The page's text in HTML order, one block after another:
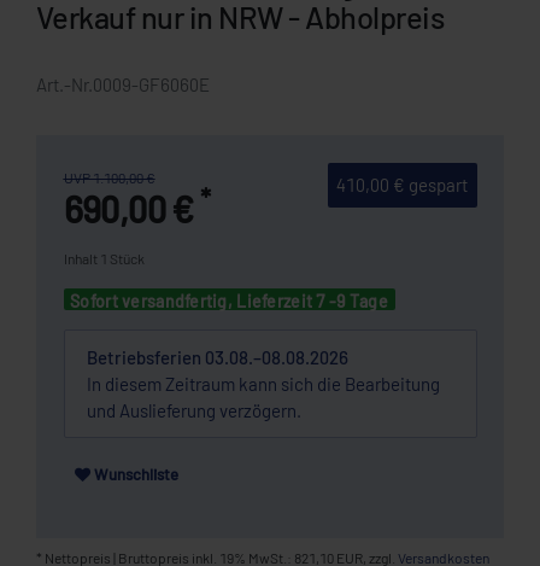
Verkauf nur in NRW - Abholpreis
Art.-Nr. 0009-GF6060E
410,00 € gespart
UVP 1.100,00 €
690,00 € *
Inhalt 1 Stück
Sofort versandfertig, Lieferzeit 7 -9 Tage
Betriebsferien 03.08.–08.08.2026
In diesem Zeitraum kann sich die Bearbeitung
und Auslieferung verzögern.
Wunschliste
* Nettopreis | Bruttopreis inkl. 19% MwSt.: 821,10 EUR, zzgl. Versandkosten